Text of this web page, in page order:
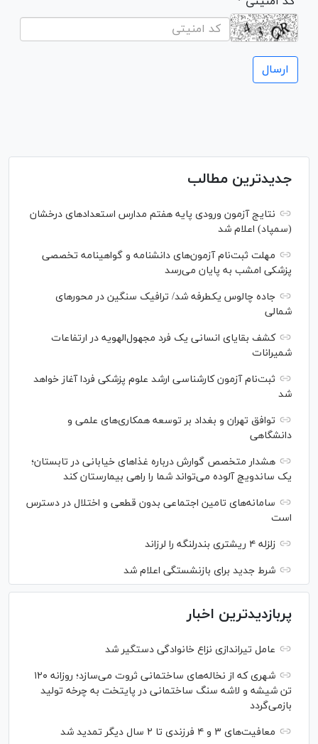
جدیدترین مطالب
نتایج آزمون ورودی پایه هفتم مدارس استعدادهای درخشان
(سمپاد) اعلام شد
مهلت ثبت‌نام آزمون‌های دانشنامه و گواهینامه تخصصی
پزشکی امشب به پایان می‌رسد
جاده چالوس یکطرفه شد/ ترافیک سنگین در محورهای
شمالی
کشف بقایای انسانی یک فرد مجهول‌الهویه در ارتفاعات
شمیرانات
ثبت‌نام آزمون کارشناسی ارشد علوم پزشکی فردا آغاز خواهد
شد
توافق تهران و بغداد بر توسعه همکاری‌های علمی و
دانشگاهی
هشدار متخصص گوارش درباره غذا‌های خیابانی در تابستان؛
یک ساندویچ آلوده می‌تواند شما را راهی بیمارستان کند
سامانه‌های تامین اجتماعی بدون قطعی و اختلال در دسترس
است
زلزله ۴ ریشتری بندرلنگه را لرزاند
شرط جدید برای بازنشستگی اعلام شد
پربازدیدترین اخبار
عامل تیراندازی نزاع خانوادگی دستگیر شد
شهری که از نخاله‌های ساختمانی ثروت می‌سازد؛ روزانه ۱۲۰
تن شیشه و لاشه سنگ ساختمانی در پایتخت به چرخه تولید
بازمی‌گردد
معافیت‌های ۳ و ۴ فرزندی تا ۲ سال دیگر تمدید شد